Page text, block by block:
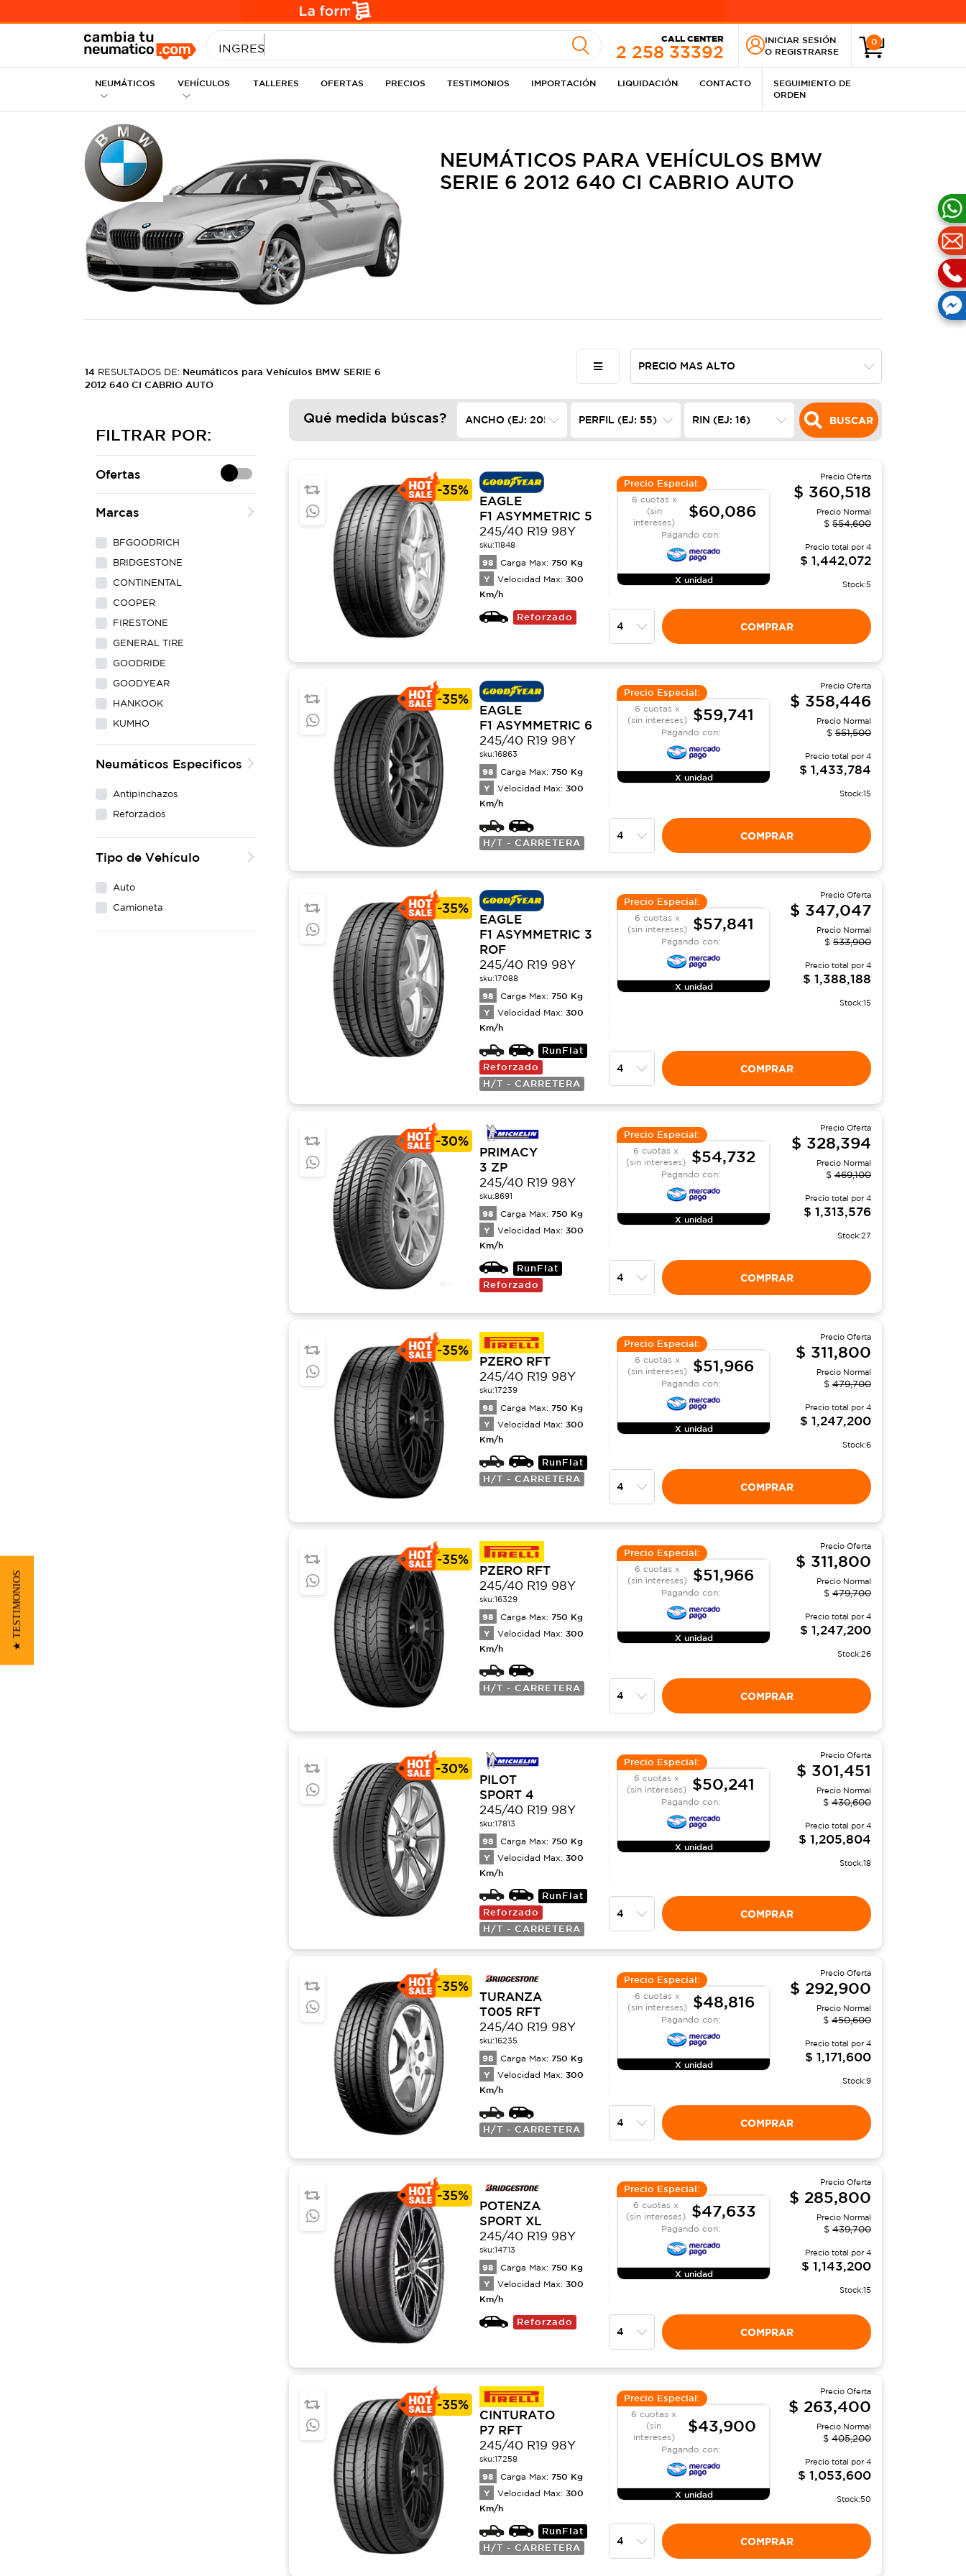
INGRESE MEDIDA
CALL CENTER
2 258 33392
INICIAR SESIÓN
O REGISTRARSE
0
NEUMÁTICOS VEHÍCULOS TALLERES OFERTAS PRECIOS TESTIMONIOS IMPORTACIÓN LIQUIDACIÓN CONTACTO
SEGUIMIENTO DE
ORDEN
NEUMÁTICOS PARA VEHÍCULOS BMW
SERIE 6 2012 640 CI CABRIO AUTO
14 RESULTADOS DE: Neumáticos para Vehículos BMW SERIE 6
2012 640 CI CABRIO AUTO
FILTRAR POR:
Ofertas
Marcas
BFGOODRICH
BRIDGESTONE
CONTINENTAL
COOPER
FIRESTONE
GENERAL TIRE
GOODRIDE
GOODYEAR
HANKOOK
KUMHO
LING LONG
MAXXIS
YOKOHAMA
Neumáticos Especificos
Antipinchazos
Reforzados
Tipo de Vehículo
Auto
Camioneta
Qué medida búscas? BUSCAR
-35%
EAGLE
F1 ASYMMETRIC 5
245/40 R19 98Y
sku:11848
98 Carga Max: 750 Kg
Y Velocidad Max: 300
Km/h
Reforzado
Precio Especial:
6 cuotas x
(sin
intereses)
$60,086
Pagando con:
X unidad
Precio Oferta
$ 360,518
Precio Normal
$ 554,600
Precio total por4
$ 1,442,072
Stock:5
COMPRAR
-35%
EAGLE
F1 ASYMMETRIC 6
245/40 R19 98Y
sku:16863
98 Carga Max: 750 Kg
Y Velocidad Max: 300
Km/h
H/T - CARRETERA
Precio Especial:
6 cuotas x
(sin intereses)
$59,741
Pagando con:
X unidad
Precio Oferta
$ 358,446
Precio Normal
$ 551,500
Precio total por4
$ 1,433,784
Stock:15
COMPRAR
-35%
EAGLE
F1 ASYMMETRIC 3
ROF
245/40 R19 98Y
sku:17088
98 Carga Max: 750 Kg
Y Velocidad Max: 300
Km/h
RunFlat
Reforzado
H/T - CARRETERA
Precio Especial:
6 cuotas x
(sin intereses)
$57,841
Pagando con:
X unidad
Precio Oferta
$ 347,047
Precio Normal
$ 533,900
Precio total por4
$ 1,388,188
Stock:15
COMPRAR
-30%
PRIMACY
3 ZP
245/40 R19 98Y
sku:8691
98 Carga Max: 750 Kg
Y Velocidad Max: 300
Km/h
RunFlat
Reforzado
Precio Especial:
6 cuotas x
(sin intereses)
$54,732
Pagando con:
X unidad
Precio Oferta
$ 328,394
Precio Normal
$ 469,100
Precio total por4
$ 1,313,576
Stock:27
COMPRAR
-35%
PZERO RFT
245/40 R19 98Y
sku:17239
98 Carga Max: 750 Kg
Y Velocidad Max: 300
Km/h
RunFlat
H/T - CARRETERA
Precio Especial:
6 cuotas x
(sin intereses)
$51,966
Pagando con:
X unidad
Precio Oferta
$ 311,800
Precio Normal
$ 479,700
Precio total por4
$ 1,247,200
Stock:6
COMPRAR
-35%
PZERO RFT
245/40 R19 98Y
sku:16329
98 Carga Max: 750 Kg
Y Velocidad Max: 300
Km/h
H/T - CARRETERA
Precio Especial:
6 cuotas x
(sin intereses)
$51,966
Pagando con:
X unidad
Precio Oferta
$ 311,800
Precio Normal
$ 479,700
Precio total por4
$ 1,247,200
Stock:26
COMPRAR
-30%
PILOT
SPORT 4
245/40 R19 98Y
sku:17813
98 Carga Max: 750 Kg
Y Velocidad Max: 300
Km/h
RunFlat
Reforzado
H/T - CARRETERA
Precio Especial:
6 cuotas x
(sin intereses)
$50,241
Pagando con:
X unidad
Precio Oferta
$ 301,451
Precio Normal
$ 430,600
Precio total por4
$ 1,205,804
Stock:18
COMPRAR
-35%
TURANZA
T005 RFT
245/40 R19 98Y
sku:16235
98 Carga Max: 750 Kg
Y Velocidad Max: 300
Km/h
H/T - CARRETERA
Precio Especial:
6 cuotas x
(sin intereses)
$48,816
Pagando con:
X unidad
Precio Oferta
$ 292,900
Precio Normal
$ 450,600
Precio total por4
$ 1,171,600
Stock:9
COMPRAR
-35%
POTENZA
SPORT XL
245/40 R19 98Y
sku:14713
98 Carga Max: 750 Kg
Y Velocidad Max: 300
Km/h
Reforzado
Precio Especial:
6 cuotas x
(sin intereses)
$47,633
Pagando con:
X unidad
Precio Oferta
$ 285,800
Precio Normal
$ 439,700
Precio total por4
$ 1,143,200
Stock:15
COMPRAR
-35%
CINTURATO
P7 RFT
245/40 R19 98Y
sku:17258
98 Carga Max: 750 Kg
Y Velocidad Max: 300
Km/h
RunFlat
H/T - CARRETERA
Precio Especial:
6 cuotas x
(sin
intereses)
$43,900
Pagando con:
X unidad
Precio Oferta
$ 263,400
Precio Normal
$ 405,200
Precio total por4
$ 1,053,600
Stock:50
COMPRAR
★ TESTIMONIOS